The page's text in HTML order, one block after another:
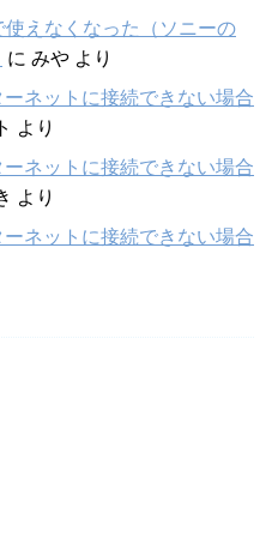
えなくなった（ソニーの
に みや より
ネットに接続できない場合
より
ネットに接続できない場合
より
ネットに接続できない場合